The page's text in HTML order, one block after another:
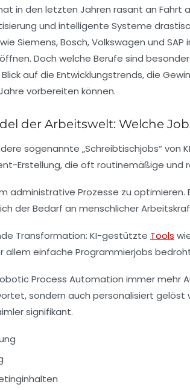
in den letzten Jahren rasant an
und intelligente Systeme
Siemens, Bosch, Volkswagen und
Doch welche Berufe sind
auf die Entwicklungstrends, die
vorbereiten können.
der Arbeitswelt: Welche
sogenannte „Schreibtischjobs“
Erstellung, die oft routinemäßige
administrative Prozesse zu
der Bedarf an menschlicher
Transformation: KI-gestützte Tools
allem einfache Programmierjobs
Process Automation immer mehr
sondern auch personalisiert gelöst
signifikant.